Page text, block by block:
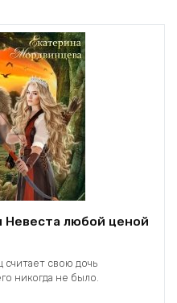
Невеста любой ценой
считает свою дочь
никогда не было.